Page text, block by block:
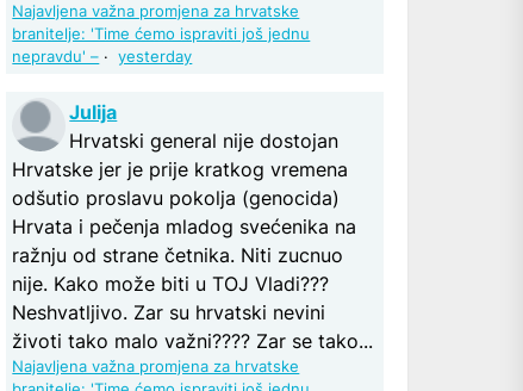
Najavljena važna promjena za hrvatske
branitelje: 'Time ćemo ispraviti još jednu
nepravdu' – ·yesterday
Julija
Hrvatski general nije dostojan
Hrvatske jer je prije kratkog vremena
odšutio proslavu pokolja (genocida)
Hrvata i pečenja mladog svećenika na
ražnju od strane četnika. Niti zucnuo
nije. Kako može biti u TOJ Vladi???
Neshvatljivo. Zar su hrvatski nevini
životi tako malo važni???? Zar se tako...
Najavljena važna promjena za hrvatske